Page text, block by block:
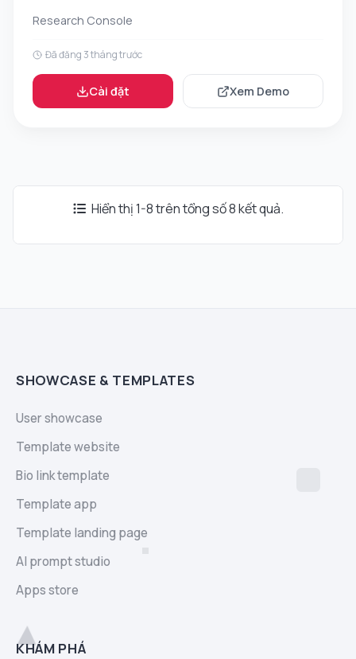
Research Console
Đã đăng 3 tháng trước
Cài đặt Xem Demo
Hiển thị 1-8 trên tổng số 8 kết quả.
SHOWCASE & TEMPLATES
User showcase
Template website
Bio link template
Template app
Template landing page
AI prompt studio
Apps store
KHÁM PHÁ